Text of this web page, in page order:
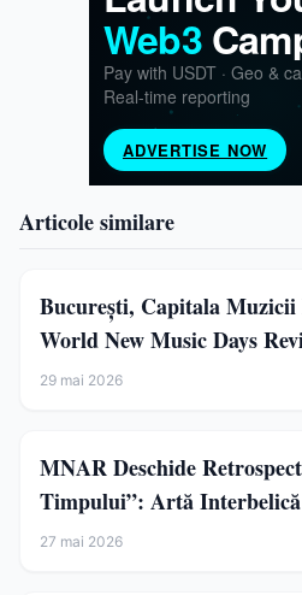
Articole similare
București, Capitala
World New Music Days
29 mai 2026
MNAR Deschide
Timpului”: Artă
27 mai 2026